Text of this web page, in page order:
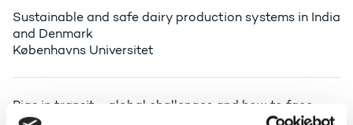
Sustainable and safe dairy production systems in India
and Denmark
Københavns Universitet
Pigs in transit - global challenges and how to face
them (PIT-GLOBAL)